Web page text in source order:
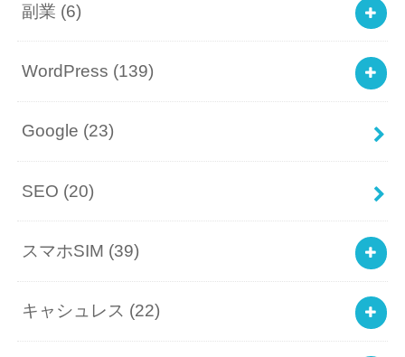
副業 (6)
WordPress (139)
Google (23)
SEO (20)
スマホSIM (39)
キャシュレス (22)